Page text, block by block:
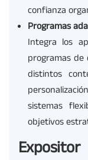
confianza
Programas
Integra los
programas de
distintos
sistemas
objetivos
Expositor